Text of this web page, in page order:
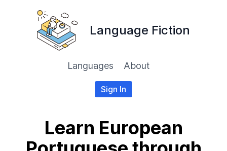
Language Fiction
Languages About
Sign In
Learn European